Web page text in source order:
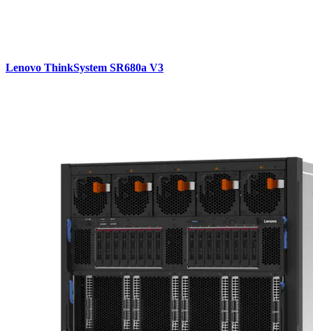
Lenovo ThinkSystem SR680a V3